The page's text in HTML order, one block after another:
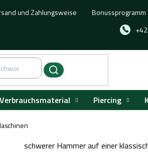
und Zahlungsweise Bonussprogramm
Verbrauchsmaterial Piercing
schwerer Hammer auf einer